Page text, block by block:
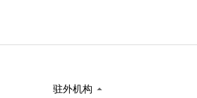
驻外机构